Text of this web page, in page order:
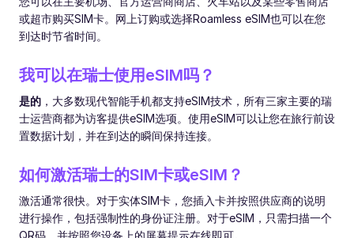
或超市购买SIM卡。网上订购或选择Roamless eSIM也可以在您
到达时节省时间。
我可以在瑞士使用eSIM吗？
是的 ，大多数现代智能手机都支持eSIM技术，所有三家主要的瑞
士运营商都为访客提供eSIM选项。使用eSIM可以让您在旅行前设
置数据计划，并在到达的瞬间保持连接。
如何激活瑞士的SIM卡或eSIM？
激活通常很快。对于实体SIM卡，您插入卡并按照供应商的说明
进行操作，包括强制性的身份证注册。对于eSIM，只需扫描一个